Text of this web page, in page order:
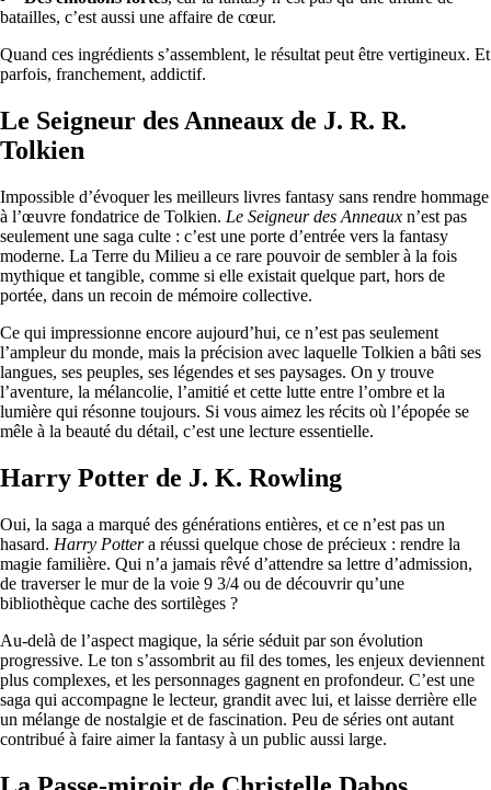
batailles, c’est aussi une affaire de cœur.
Quand ces ingrédients s’assemblent, le résultat peut être vertigineux. Et
parfois, franchement, addictif.
Le Seigneur des Anneaux de J. R. R.
Tolkien
Impossible d’évoquer les meilleurs livres fantasy sans rendre hommage
à l’œuvre fondatrice de Tolkien. Le Seigneur des Anneaux n’est pas
seulement une saga culte : c’est une porte d’entrée vers la fantasy
moderne. La Terre du Milieu a ce rare pouvoir de sembler à la fois
mythique et tangible, comme si elle existait quelque part, hors de
portée, dans un recoin de mémoire collective.
Ce qui impressionne encore aujourd’hui, ce n’est pas seulement
l’ampleur du monde, mais la précision avec laquelle Tolkien a bâti ses
langues, ses peuples, ses légendes et ses paysages. On y trouve
l’aventure, la mélancolie, l’amitié et cette lutte entre l’ombre et la
lumière qui résonne toujours. Si vous aimez les récits où l’épopée se
mêle à la beauté du détail, c’est une lecture essentielle.
Harry Potter de J. K. Rowling
Oui, la saga a marqué des générations entières, et ce n’est pas un
hasard. Harry Pottera réussi quelque chose de précieux : rendre la
magie familière. Qui n’a jamais rêvé d’attendre sa lettre d’admission,
de traverser le mur de la voie 9 3/4 ou de découvrir qu’une
bibliothèque cache des sortilèges ?
Au-delà de l’aspect magique, la série séduit par son évolution
progressive. Le ton s’assombrit au fil des tomes, les enjeux deviennent
plus complexes, et les personnages gagnent en profondeur. C’est une
saga qui accompagne le lecteur, grandit avec lui, et laisse derrière elle
un mélange de nostalgie et de fascination. Peu de séries ont autant
contribué à faire aimer la fantasy à un public aussi large.